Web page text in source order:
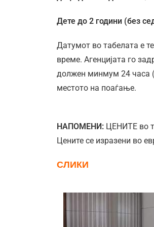
Дете до 2 години (без
Датумот во табелата е
време. Агенцијата го
должен минмум 24 часа
местото на поаѓање.
НАПОМЕНИ: ЦЕНИТЕ во
Цените се изразени во
СЛИКИ